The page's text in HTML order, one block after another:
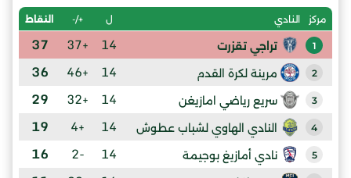
مركز النادي ل +/- النقاط
1 تراجي تقزرت 14
+37
37
2 مرينة لكرة القدم 14
+46
36
3 سريع رياضي امازيغن 14
+32
29
4 النادي الهاوي لشباب عطوش 14
+4
19
5 نادي أمازيغ بوجيمة 14
-2
16